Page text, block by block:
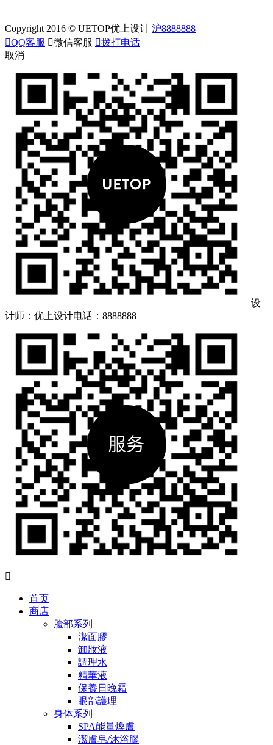
Copyright 2016 © UETOP优上设计 沪8888888
QQ客服 微信客服 拨打电话
取消
设
计师：优上设计电话：8888888

首页
商店
脸部系列
潔面膠
卸妝液
調理水
精華液
保養日晚霜
眼部護理
身体系列
SPA能量煥膚
潔膚皂/沐浴膠